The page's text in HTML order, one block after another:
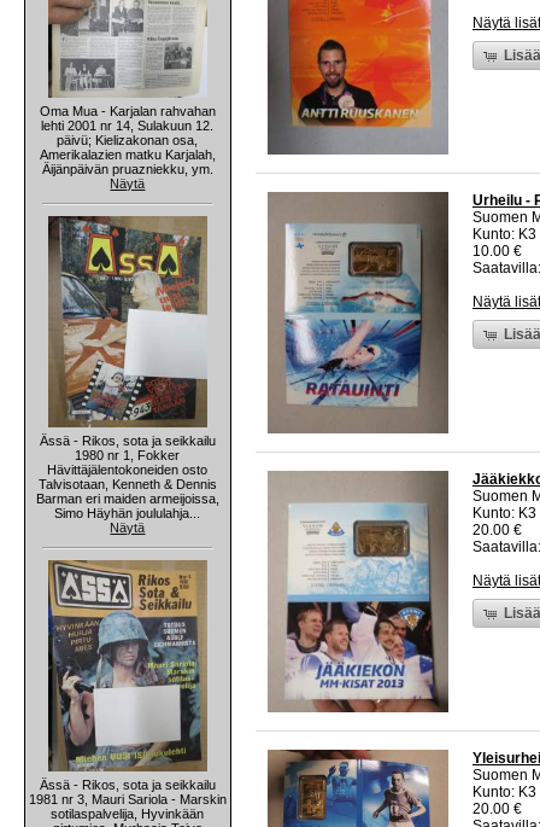
Oma Mua - Karjalan rahvahan
lehti 2001 nr 14, Sulakuun 12.
päivü; Kielizakonan osa,
Amerikalazien matku Karjalah,
Äijänpäivän pruazniekku, ym.
Näytä
Ässä - Rikos, sota ja seikkailu
1980 nr 1, Fokker
Hävittäjälentokoneiden osto
Talvisotaan, Kenneth & Dennis
Barman eri maiden armeijoissa,
Simo Häyhän joululahja...
Näytä
Ässä - Rikos, sota ja seikkailu
1981 nr 3, Mauri Sariola - Marskin
sotilaspalvelija, Hyvinkään
Näytä
Urheilu -
Suomen
Kunto:
10.00 €
Näytä
Suomen
Kunto:
20.00 €
Näytä
Suomen
Kunto:
20.00 €